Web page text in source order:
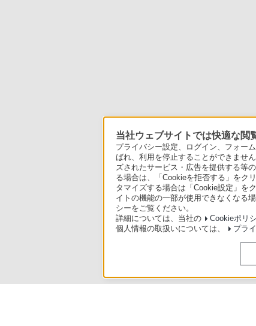
当社ウェブサイトでは快適な閲
プライバシー設定、ログイン、フォー
ばれ、利用を停止することができませ
ズされたサービス・広告を提供する等
る場合は、「Cookieを拒否する」をク
タマイズする場合は「Cookie設定」を
イトの機能の一部が使用できなくなる
シーをご覧ください。
詳細については、当社の
Cookieポリ
個人情報の取扱いについては、
プラ